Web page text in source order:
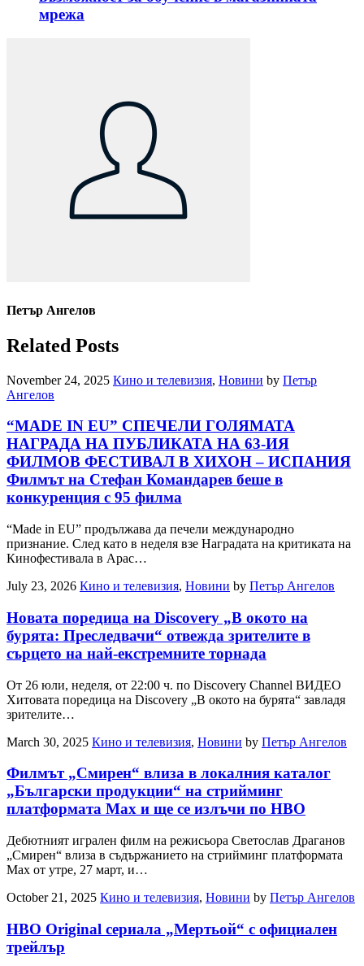
мрежа
Петър Ангелов
Related Posts
November 24, 2025 Кино и телевизия, Новини by Петър
Ангелов
“MADE IN EU” СПЕЧЕЛИ ГОЛЯМАТА
НАГРАДА НА ПУБЛИКАТА НА 63-ИЯ
ФИЛМОВ ФЕСТИВАЛ В ХИХОН – ИСПАНИЯ
Филмът на Стефан Командарев беше в
конкуренция с 95 филма
“Made in EU” продължава да печели международно
признание. След като в неделя взе Наградата на критиката на
Кинофестивала в Арас…
July 23, 2026 Кино и телевизия, Новини by Петър Ангелов
Новата поредица на Discovery „В окото на
бурята: Преследвачи“ отвежда зрителите в
сърцето на най-екстремните торнада
От 26 юли, неделя, от 22:00 ч. по Discovery Channel ВИДЕО
Хитовата поредица на Discovery „В окото на бурята“ завладя
зрителите…
March 30, 2025 Кино и телевизия, Новини by Петър Ангелов
Филмът „Смирен“ влиза в локалния каталог
„Български продукции“ на стрийминг
платформата Max и ще се излъчи по HBO
Дебютният игрален филм на режисьора Светослав Драганов
„Смирен“ влиза в съдържанието на стрийминг платформата
Max от утре, 27 март, и…
October 21, 2025 Кино и телевизия, Новини by Петър Ангелов
HBO Original сериалa „Мертьой“ с официален
трейлър